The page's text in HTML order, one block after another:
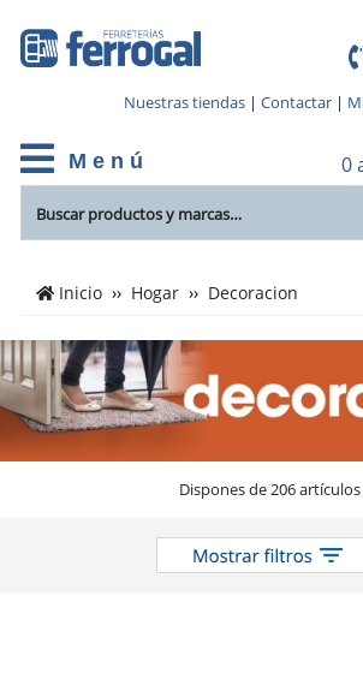
Nuestras tiendas| Contactar|
M e n ú 0
Cientos
productos
de
Decoracion
en
el
Inicio Hogar Decoracion
Dispones de 206 artículos